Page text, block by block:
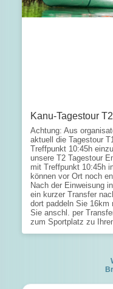
Kanu-Tagestour
Achtung: Aus
aktuell die Tagestour
Treffpunkt 10:45h
unsere T2 Tagestour
mit Treffpunkt 10:45h
können vor Ort noch
Nach der Einweisung
ein kurzer Transfer
dort paddeln Sie 16km
Sie anschl. per
zum Sportplatz zu